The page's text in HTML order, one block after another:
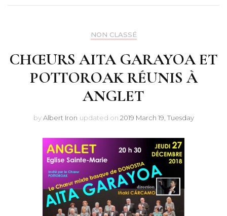
NON CLASSÉ
CHŒURS AITA GARAYOA ET
POTTOROAK RÉUNIS À
ANGLET
byAlbert Iron updated on 2019 March 19, Tuesday